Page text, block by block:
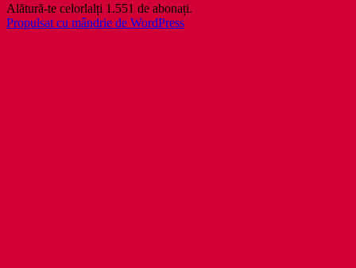
Alătură-te celorlalți 1.551 de abonați.
Propulsat cu mândrie de WordPress